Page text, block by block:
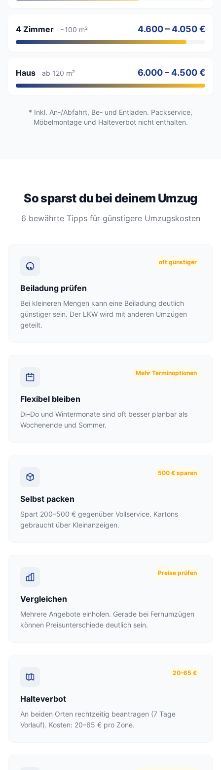
4 Zimmer ~100 m² 4.600 – 4.050 €
Haus ab 120 m² 6.000 – 4.500 €
* Inkl. An-/Abfahrt, Be- und Entladen. Packservice,
Möbelmontage und Halteverbot nicht enthalten.
So sparst du bei deinem Umzug
6 bewährte Tipps für günstigere Umzugskosten
oft günstiger
Beiladung prüfen
Bei kleineren Mengen kann eine Beiladung deutlich
günstiger sein. Der LKW wird mit anderen Umzügen
geteilt.
Mehr Terminoptionen
Flexibel bleiben
Di–Do und Wintermonate sind oft besser planbar als
Wochenende und Sommer.
500 € sparen
Selbst packen
Spart 200–500 € gegenüber Vollservice. Kartons
gebraucht über Kleinanzeigen.
Preise prüfen
Vergleichen
Mehrere Angebote einholen. Gerade bei Fernumzügen
können Preisunterschiede deutlich sein.
20–65 €
Halteverbot
An beiden Orten rechtzeitig beantragen (7 Tage
Vorlauf). Kosten: 20–65 € pro Zone.